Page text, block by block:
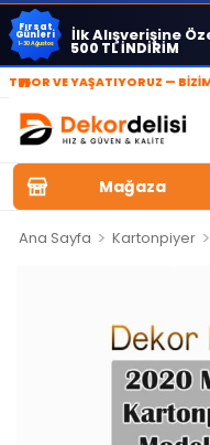
Fırsat
Günleri
1-30 Ağustos İlk Alışverişine
500 TL İNDİRİM
»
VE YAŞATIYORUZ — BİZİMLE
Mağaza
Ana Sayfa > Kartonpiyer >